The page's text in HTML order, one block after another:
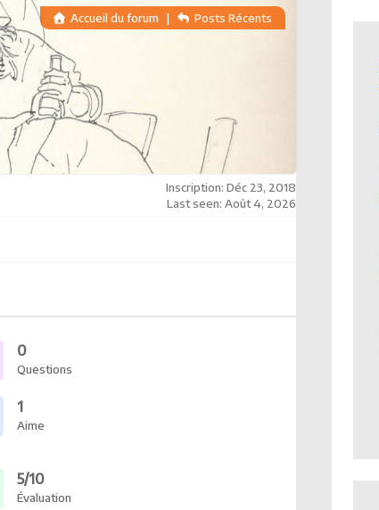
Accueil du forum | Posts Récents
Inscription: Déc 23, 2018
Last seen: Août 4, 2026
0
Questions
1
Aime
5/10
Évaluation